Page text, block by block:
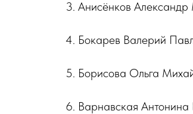
3. Анисёнков
4. Бокарев Валерий
5. Борисова Ольга
6. Варнавская